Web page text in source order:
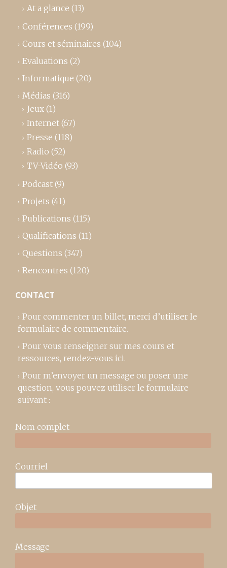
At a glance (13)
Conférences (199)
Cours et séminaires (104)
Evaluations (2)
Informatique (20)
Médias (316)
Jeux (1)
Internet (67)
Presse (118)
Radio (52)
TV-Vidéo (93)
Podcast (9)
Projets (41)
Publications (115)
Qualifications (11)
Questions (347)
Rencontres (120)
CONTACT
Pour commenter un billet, merci d’utiliser le
formulaire de commentaire.
Pour vous renseigner sur mes cours et
ressources, rendez-vous ici.
Pour m’envoyer un message ou poser une
question, vous pouvez utiliser le formulaire
suivant :
Nom complet
Courriel
Objet
Message